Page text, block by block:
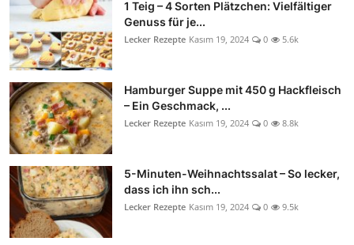
1 Teig – 4 Sorten Plätzchen: Vielfältiger
Genuss für je...
Lecker Rezepte Kasım 19, 2024 0 5.6k
Hamburger Suppe mit 450 g Hackfleisch
– Ein Geschmack, ...
Lecker Rezepte Kasım 19, 2024 0 8.8k
5-Minuten-Weihnachtssalat – So lecker,
dass ich ihn sch...
Lecker Rezepte Kasım 19, 2024 0 9.5k